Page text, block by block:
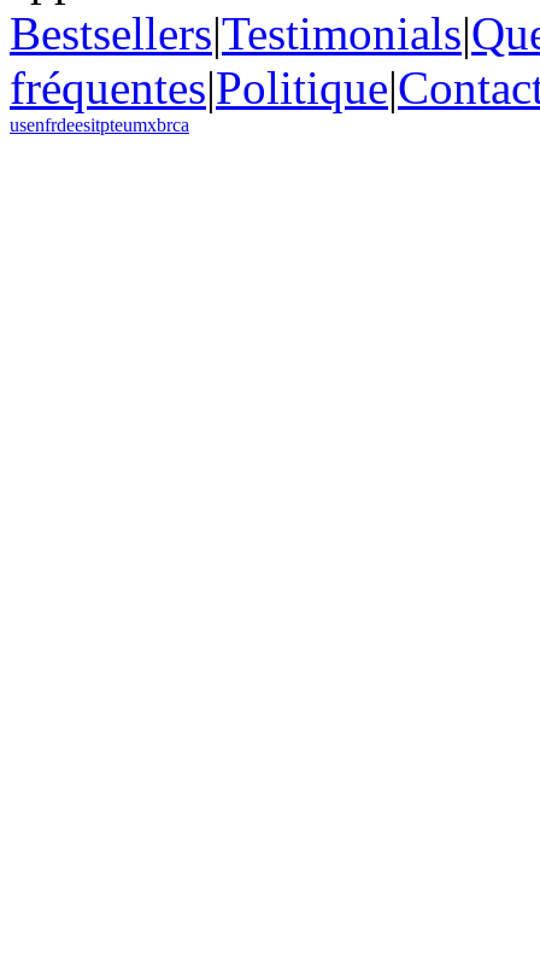
Bestsellers|Testimonials|
fréquentes|Politique|
usenfrdeesitpteumxbrca